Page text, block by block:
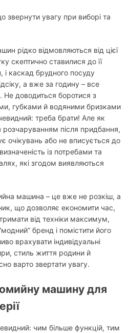
увагу при виборі та
рідко відмовляються від цієї
скептично ставилися до її
і каскад брудного посуду
а вже за годину – все
Не доводиться боротися з
губками й водяними бризками
треба брати! Але як
розчаруванням після придбання,
очікувань або не вписується до
із потребами та
які згодом виявляються
машина – це вже не розкіш, а
що дозволяє економити час,
від техніки максимум,
бренд і помістити його
врахувати індивідуальні
стиль життя родини й
варто звертати увагу.
машину для
чим більше функцій, тим